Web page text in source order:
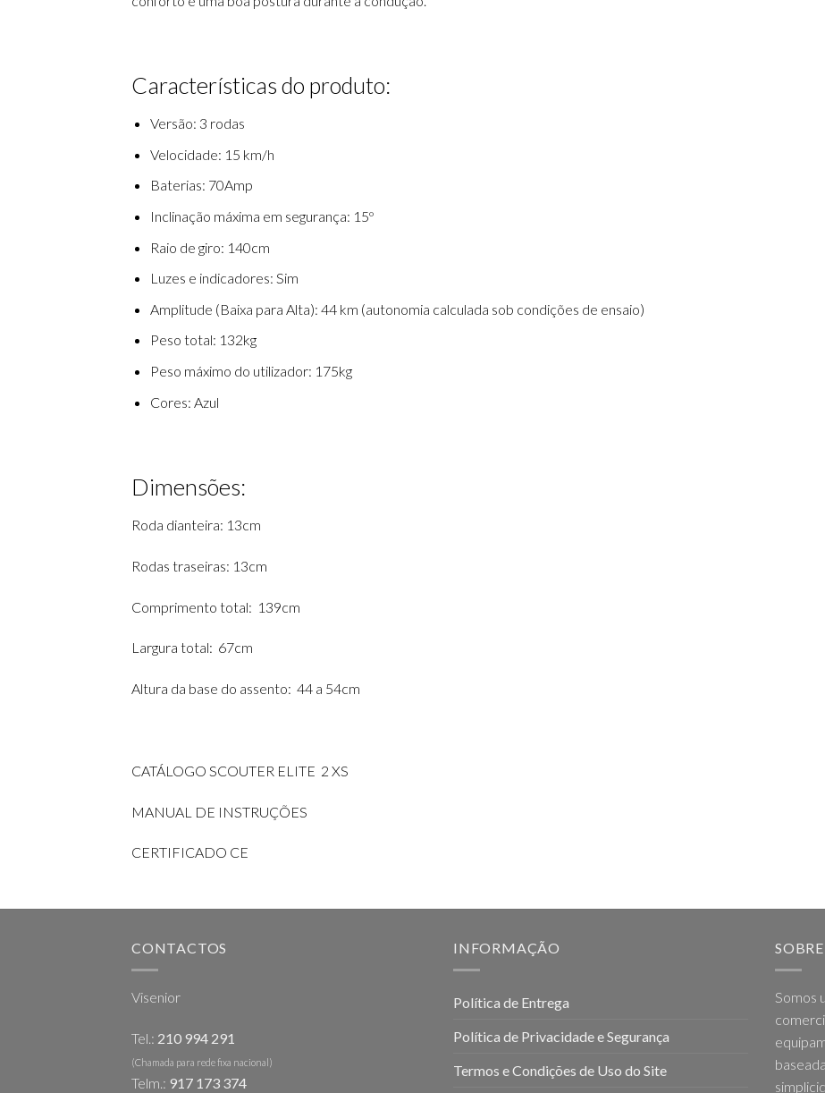
Características do produto:
Versão: 3 rodas
Velocidade: 15 km/h
Baterias: 70Amp
Inclinação máxima em segurança: 15º
Raio de giro: 140cm
Luzes e indicadores: Sim
Amplitude (Baixa para Alta): 44 km (autonomia calculada sob condições de ensaio)
Peso total: 132kg
Peso máximo do utilizador: 175kg
Cores: Azul
Dimensões:
Roda dianteira: 13cm
Rodas traseiras: 13cm
Comprimento total: 139cm
Largura total: 67cm
Altura da base do assento: 44 a 54cm
CATÁLOGO SCOUTER ELITE 2 XS
MANUAL DE INSTRUÇÕES
CERTIFICADO CE
CONTACTOS
Visenior
Tel.: 210 994 291
(Chamada para rede fixa nacional)
Telm.: 917 173 374
INFORMAÇÃO
Política de Entrega
Política de Privacidade e Segurança
Termos e Condições de Uso do Site
Somos